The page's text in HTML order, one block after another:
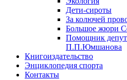
Дети-сироты
За колючей
Большое жюри
Помощник
П.П.Юмшанова
Книгоиздательство
Энциклопедия спорта
Контакты